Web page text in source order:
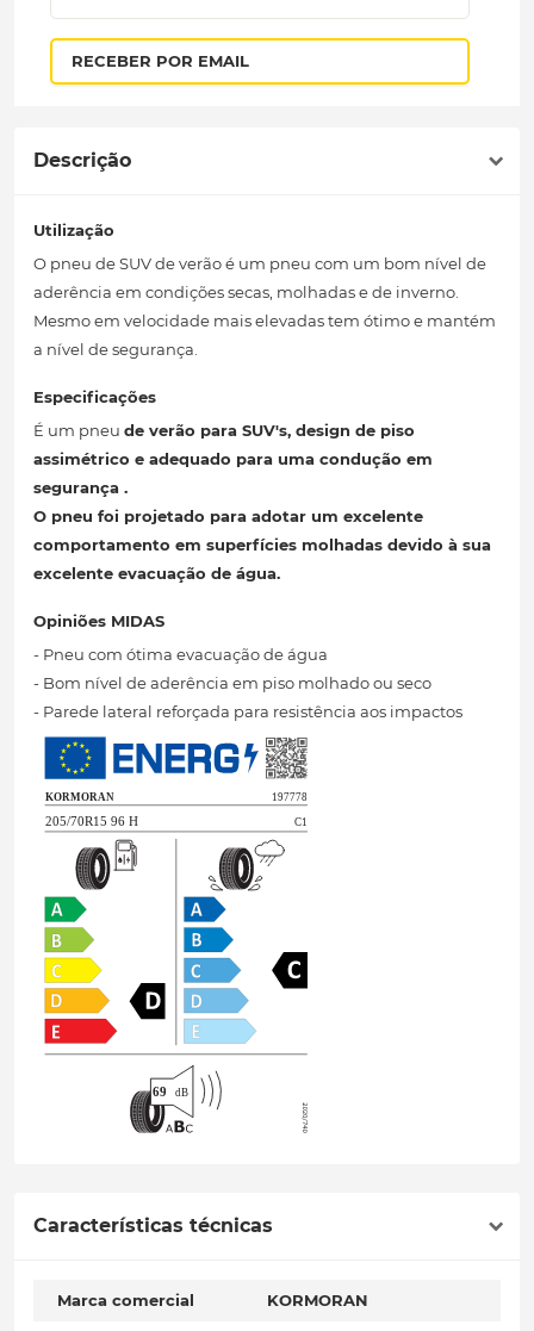
RECEBER POR EMAIL
Descrição
Utilização
O pneu de SUV de verão é um pneu com um bom nível de
aderência em condições secas, molhadas e de inverno.
Mesmo em velocidade mais elevadas tem ótimo e mantém
a nível de segurança.
Especificações
É um pneu de verão para SUV's, design de piso
assimétrico e adequado para uma condução em
segurança .
O pneu foi projetado para adotar um excelente
comportamento em superfícies molhadas devido à sua
excelente evacuação de água.
Opiniões MIDAS
- Pneu com ótima evacuação de água
- Bom nível de aderência em piso molhado ou seco
- Parede lateral reforçada para resistência aos impactos
Características técnicas
Marca comercial KORMORAN